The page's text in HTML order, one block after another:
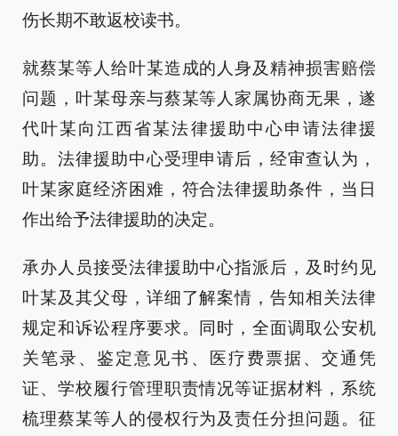
伤长期不敢返校读书。
就蔡某等人给叶某造成的人身及精神损害赔偿
问题，叶某母亲与蔡某等人家属协商无果，遂
代叶某向江西省某法律援助中心申请法律援
助。法律援助中心受理申请后，经审查认为，
叶某家庭经济困难，符合法律援助条件，当日
作出给予法律援助的决定。
承办人员接受法律援助中心指派后，及时约见
叶某及其父母，详细了解案情，告知相关法律
规定和诉讼程序要求。同时，全面调取公安机
关笔录、鉴定意见书、医疗费票据、交通凭
证、学校履行管理职责情况等证据材料，系统
梳理蔡某等人的侵权行为及责任分担问题。征